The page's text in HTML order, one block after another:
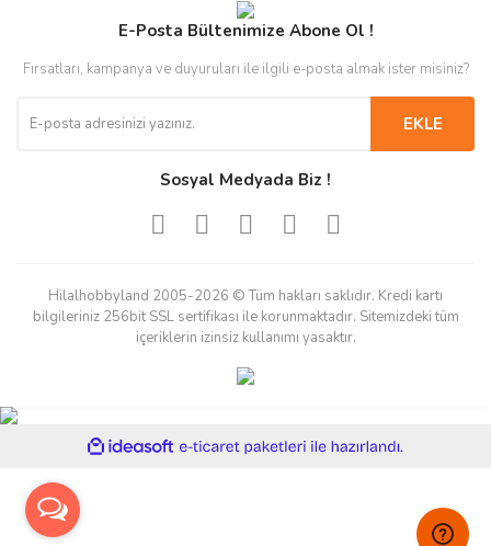
E-Posta Bültenimize Abone Ol !
Fırsatları, kampanya ve duyuruları ile ilgili e-posta almak ister misiniz?
EKLE
Sosyal Medyada Biz !
Hilalhobbyland 2005-2026 © Tüm hakları saklıdır. Kredi kartı
bilgileriniz 256bit SSL sertifikası ile korunmaktadır. Sitemizdeki tüm
içeriklerin izinsiz kullanımı yasaktır.
ideasoft
e-